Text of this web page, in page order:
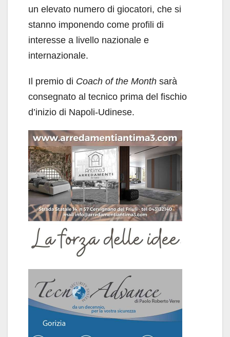
un elevato numero di giocatori, che si
stanno imponendo come profili di
interesse a livello nazionale e
internazionale.
Il premio di Coach of the Month sarà
consegnato al tecnico prima del fischio
d’inizio di Napoli-Udinese.